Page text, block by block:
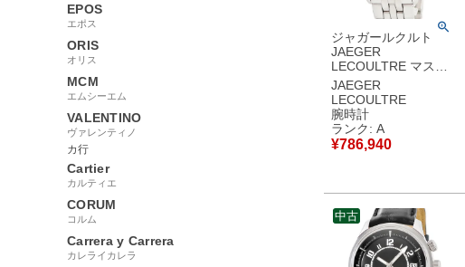
EPOS
エポス
ORIS
オリス
MCM
エムシーエム
VALENTINO
ヴァレンティノ
カ行
Cartier
カルティエ
CORUM
コルム
Carrera y Carrera
カレライカレラ
ジャガールクルト
JAEGER
LECOULTRE マスタ
ー コントロール デイ
ト Q1548171
176.8.40.S ブラック
黒 シースルーバック
メンズ 腕時計自動巻
き ブラック 【中古】
JAEGER
LECOULTRE
腕時計
ランク: A
¥786,940
中古